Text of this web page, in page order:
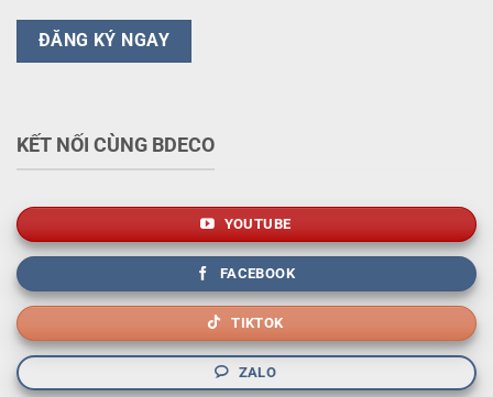
KẾT NỐI CÙNG BDECO
YOUTUBE
FACEBOOK
TIKTOK
ZALO